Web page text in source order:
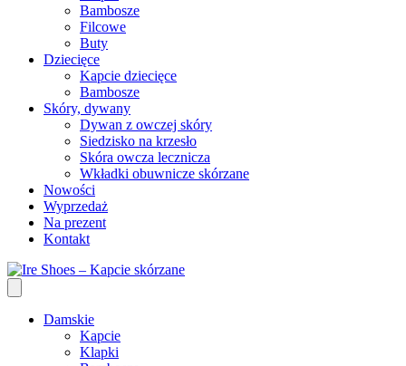
Bambosze
Filcowe
Buty
Dziecięce
Kapcie dziecięce
Bambosze
Skóry, dywany
Dywan z owczej skóry
Siedzisko na krzesło
Skóra owcza lecznicza
Wkładki obuwnicze skórzane
Nowości
Wyprzedaż
Na prezent
Kontakt
Damskie
Kapcie
Klapki